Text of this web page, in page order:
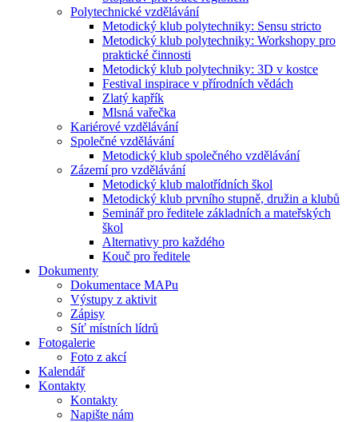
Polytechnické vzdělávání
Metodický klub polytechniky: Sensu stricto
Metodický klub polytechniky: Workshopy pro
praktické činnosti
Metodický klub polytechniky: 3D v kostce
Festival inspirace v přírodních vědách
Zlatý kapřík
Mlsná vařečka
Kariérové vzdělávání
Společné vzdělávání
Metodický klub společného vzdělávání
Zázemí pro vzdělávání
Metodický klub malotřídních škol
Metodický klub prvního stupně, družin a klubů
Seminář pro ředitele základních a mateřských
škol
Alternativy pro každého
Kouč pro ředitele
Dokumenty
Dokumentace MAPu
Výstupy z aktivit
Zápisy
Síť místních lídrů
Fotogalerie
Foto z akcí
Kalendář
Kontakty
Kontakty
Napište nám